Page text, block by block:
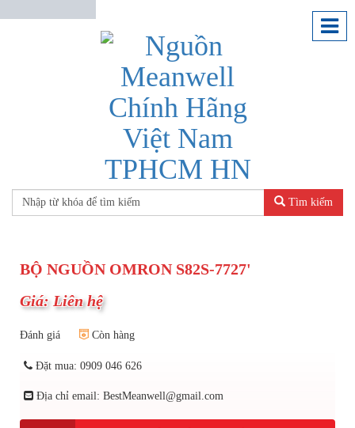
Tìm kiếm
BỘ NGUỒN OMRON S82S-7727'
Giá: Liên hệ
Đánh giá Còn hàng
Đặt mua: 0909 046 626
Địa chỉ email: BestMeanwell@gmail.com